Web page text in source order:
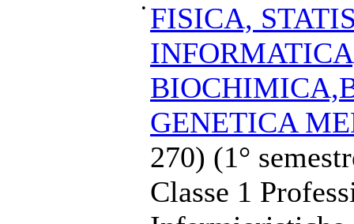
• FISICA,
GENETICA
270) (1°
Classe 1